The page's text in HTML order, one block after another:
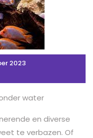
2023
water
en diverse
te verbazen. Of